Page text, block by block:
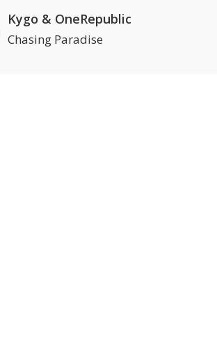
Kygo & OneRepublic
Chasing Paradise